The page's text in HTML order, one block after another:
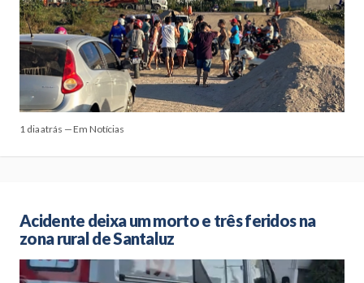
1 dia atrás — Em Notícias
Acidente deixa um morto e três feridos na
zona rural de Santaluz